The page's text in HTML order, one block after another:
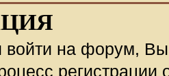
войти на форум,
регистрации